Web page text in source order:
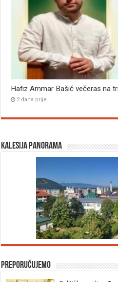
Hafiz Ammar Bašić večeras na
2 dana prije
Kalesija panorama
Preporučujemo